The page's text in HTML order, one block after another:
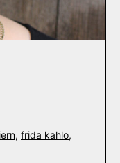
, frida kahlo,